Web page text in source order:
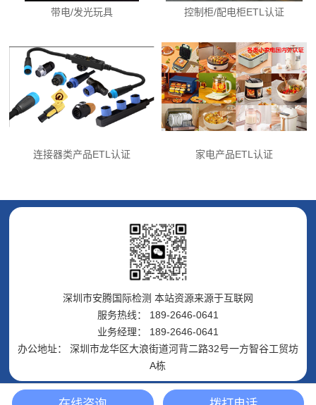
带电/发光玩具 控制柜/配电柜ETL认证
连接器类产品ETL认证 家电产品ETL认证
深圳市安腾国际检测 本站资源来源于互联网
服务热线： 189-2646-0641
业务经理： 189-2646-0641
办公地址： 深圳市龙华区大浪街道河背二路32号一方智谷工贸坊
A栋